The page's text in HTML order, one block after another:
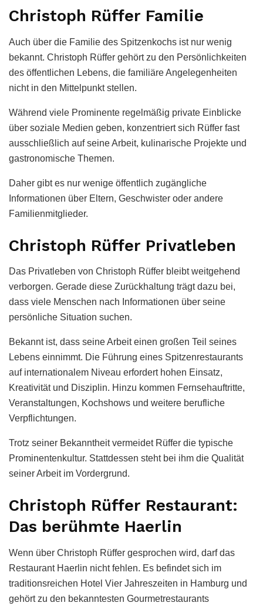
Christoph Rüffer Familie
Auch über die Familie des Spitzenkochs ist nur wenig
bekannt. Christoph Rüffer gehört zu den Persönlichkeiten
des öffentlichen Lebens, die familiäre Angelegenheiten
nicht in den Mittelpunkt stellen.
Während viele Prominente regelmäßig private Einblicke
über soziale Medien geben, konzentriert sich Rüffer fast
ausschließlich auf seine Arbeit, kulinarische Projekte und
gastronomische Themen.
Daher gibt es nur wenige öffentlich zugängliche
Informationen über Eltern, Geschwister oder andere
Familienmitglieder.
Christoph Rüffer Privatleben
Das Privatleben von Christoph Rüffer bleibt weitgehend
verborgen. Gerade diese Zurückhaltung trägt dazu bei,
dass viele Menschen nach Informationen über seine
persönliche Situation suchen.
Bekannt ist, dass seine Arbeit einen großen Teil seines
Lebens einnimmt. Die Führung eines Spitzenrestaurants
auf internationalem Niveau erfordert hohen Einsatz,
Kreativität und Disziplin. Hinzu kommen Fernsehauftritte,
Veranstaltungen, Kochshows und weitere berufliche
Verpflichtungen.
Trotz seiner Bekanntheit vermeidet Rüffer die typische
Prominentenkultur. Stattdessen steht bei ihm die Qualität
seiner Arbeit im Vordergrund.
Christoph Rüffer Restaurant:
Das berühmte Haerlin
Wenn über Christoph Rüffer gesprochen wird, darf das
Restaurant Haerlin nicht fehlen. Es befindet sich im
traditionsreichen Hotel Vier Jahreszeiten in Hamburg und
gehört zu den bekanntesten Gourmetrestaurants